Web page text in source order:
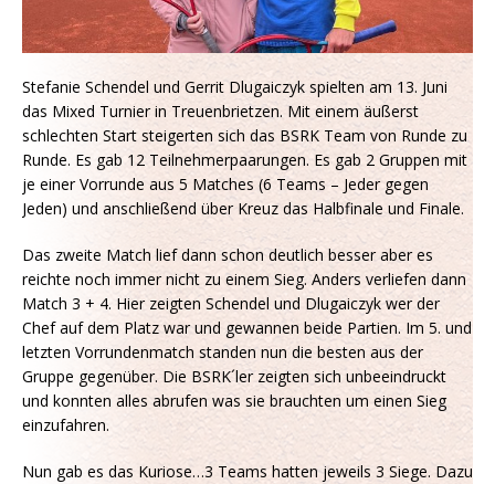
Stefanie Schendel und Gerrit Dlugaiczyk spielten am 13. Juni
das Mixed Turnier in Treuenbrietzen. Mit einem äußerst
schlechten Start steigerten sich das BSRK Team von Runde zu
Runde. Es gab 12 Teilnehmerpaarungen. Es gab 2 Gruppen mit
je einer Vorrunde aus 5 Matches (6 Teams – Jeder gegen
Jeden) und anschließend über Kreuz das Halbfinale und Finale.
Das zweite Match lief dann schon deutlich besser aber es
reichte noch immer nicht zu einem Sieg. Anders verliefen dann
Match 3 + 4. Hier zeigten Schendel und Dlugaiczyk wer der
Chef auf dem Platz war und gewannen beide Partien. Im 5. und
letzten Vorrundenmatch standen nun die besten aus der
Gruppe gegenüber. Die BSRK´ler zeigten sich unbeeindruckt
und konnten alles abrufen was sie brauchten um einen Sieg
einzufahren.
Nun gab es das Kuriose…3 Teams hatten jeweils 3 Siege. Dazu